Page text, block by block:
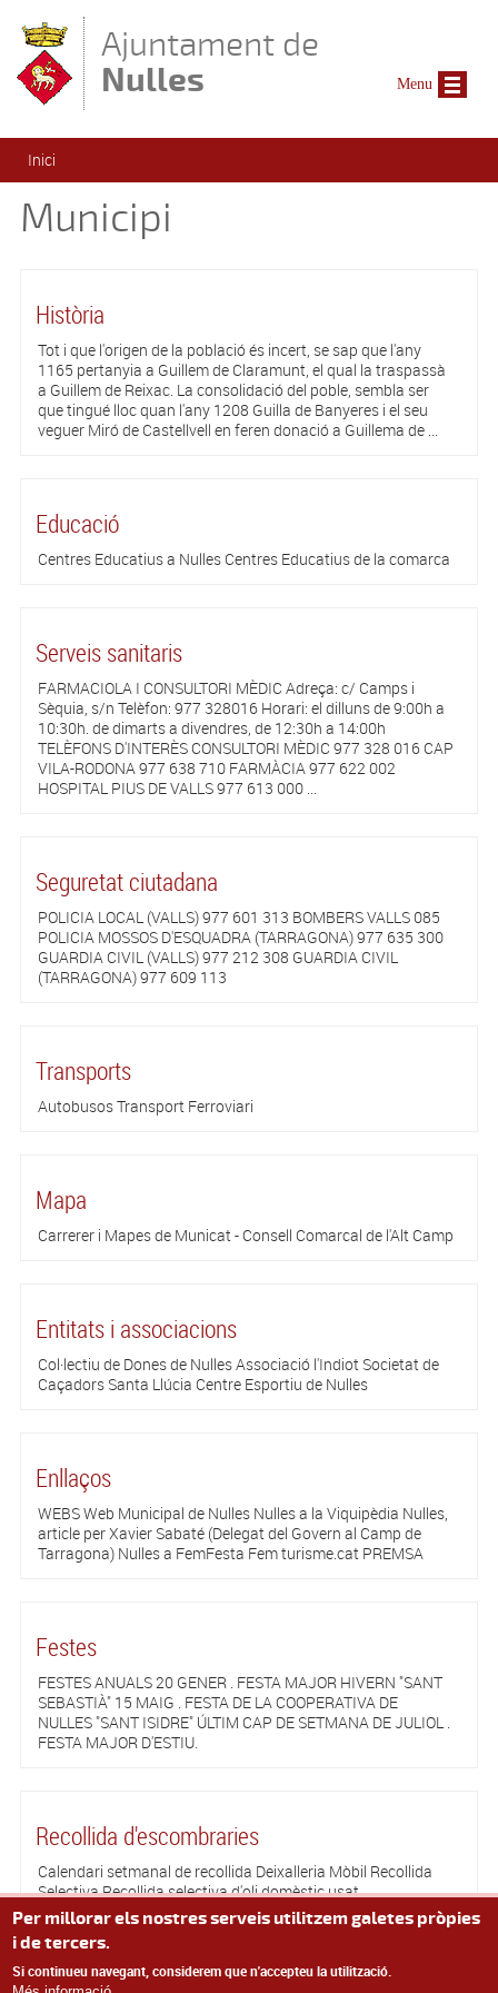
Ajuntament de
Nulles
Esteu aquí
Inici
Municipi
Història
Tot i que l'origen de la població és incert, se sap que l'any
1165 pertanyia a Guillem de Claramunt, el qual la traspassà
a Guillem de Reixac. La consolidació del poble, sembla ser
que tingué lloc quan l'any 1208 Guilla de Banyeres i el seu
veguer Miró de Castellvell en feren donació a Guillema de ...
Educació
Centres Educatius a Nulles Centres Educatius de la comarca
Serveis sanitaris
FARMACIOLA I CONSULTORI MÈDIC Adreça: c/ Camps i
Sèquia, s/n Telèfon: 977 328016 Horari: el dilluns de 9:00h a
10:30h. de dimarts a divendres, de 12:30h a 14:00h
TELÈFONS D'INTERÈS CONSULTORI MÈDIC 977 328 016 CAP
VILA-RODONA 977 638 710 FARMÀCIA 977 622 002
HOSPITAL PIUS DE VALLS 977 613 000 ...
Seguretat ciutadana
POLICIA LOCAL (VALLS) 977 601 313 BOMBERS VALLS 085
POLICIA MOSSOS D'ESQUADRA (TARRAGONA) 977 635 300
GUARDIA CIVIL (VALLS) 977 212 308 GUARDIA CIVIL
(TARRAGONA) 977 609 113
Transports
Autobusos Transport Ferroviari
Mapa
Carrerer i Mapes de Municat - Consell Comarcal de l'Alt Camp
Entitats i associacions
Col·lectiu de Dones de Nulles Associació l'Indiot Societat de
Caçadors Santa Llúcia Centre Esportiu de Nulles
Enllaços
WEBS Web Municipal de Nulles Nulles a la Viquipèdia Nulles,
article per Xavier Sabaté (Delegat del Govern al Camp de
Tarragona) Nulles a FemFesta Fem turisme.cat PREMSA
Festes
FESTES ANUALS 20 GENER . FESTA MAJOR HIVERN "SANT
SEBASTIÀ" 15 MAIG . FESTA DE LA COOPERATIVA DE
NULLES "SANT ISIDRE" ÚLTIM CAP DE SETMANA DE JULIOL .
FESTA MAJOR D'ESTIU.
Recollida d'escombraries
Calendari setmanal de recollida Deixalleria Mòbil Recollida
Selectiva Recollida selectiva d'oli domèstic usat
Pàgines
Menu
Per millorar els nostres serveis utilitzem galetes pròpies
i de tercers.
Si continueu navegant, considerem que n'accepteu la utilització.